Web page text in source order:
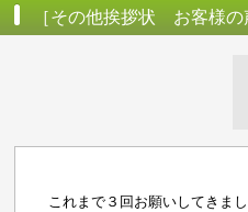
［その他挨拶状 お客様の
これまで３回お願いしてきま